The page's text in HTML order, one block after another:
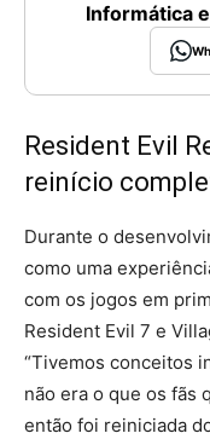
Informática
Resident Evil
reinício
Durante o
como uma
com os jogos em
Resident Evil 7 e
“Tivemos conceitos
não era o que os fãs
então foi reiniciada